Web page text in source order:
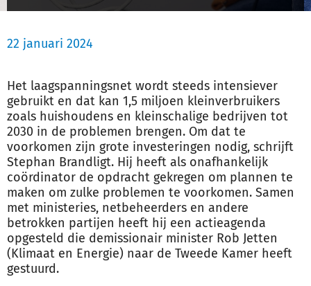
22 januari 2024
Het laagspanningsnet wordt steeds intensiever
gebruikt en dat kan 1,5 miljoen kleinverbruikers
zoals huishoudens en kleinschalige bedrijven tot
2030 in de problemen brengen. Om dat te
voorkomen zijn grote investeringen nodig, schrijft
Stephan Brandligt. Hij heeft als onafhankelijk
coördinator de opdracht gekregen om plannen te
maken om zulke problemen te voorkomen. Samen
met ministeries, netbeheerders en andere
betrokken partijen heeft hij een actieagenda
opgesteld die demissionair minister Rob Jetten
(Klimaat en Energie) naar de Tweede Kamer heeft
gestuurd.